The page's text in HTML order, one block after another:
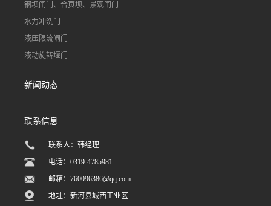
钢坝闸门、合页坝、景观闸门
水力冲洗门
液压限流闸门
液动旋转堰门
新闻动态
联系信息
联系人：韩经理
电话：0319-4785981
邮箱：760096386@qq.com
地址：新河县城西工业区